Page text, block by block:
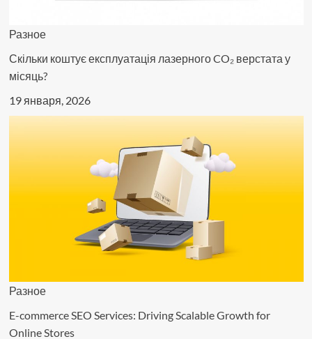
Разное
Скільки коштує експлуатація лазерного CO₂ верстата у
місяць?
19 января, 2026
Разное
E-commerce SEO Services: Driving Scalable Growth for
Online Stores